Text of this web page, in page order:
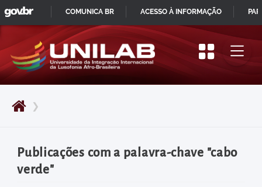
Pular
para
início
do
principal
Acessar
diretamente
❯
Publicações com a palavra-chave "cabo
verde"
IR
PARA
CONTEÚDO
GOVBR
COMUNICA BR ACESSO À INFORMAÇÃO